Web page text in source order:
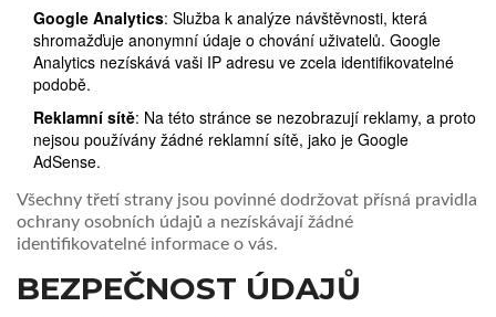
Google Analytics: Služba k analýze návštěvnosti, která
shromažďuje anonymní údaje o chování uživatelů. Google
Analytics nezískává vaši IP adresu ve zcela identifikovatelné
podobě.
Reklamní sítě: Na této stránce se nezobrazují reklamy, a proto
nejsou používány žádné reklamní sítě, jako je Google
AdSense.
Všechny třetí strany jsou povinné dodržovat přísná pravidla
ochrany osobních údajů a nezískávají žádné
identifikovatelné informace o vás.
BEZPEČNOST ÚDAJŮ